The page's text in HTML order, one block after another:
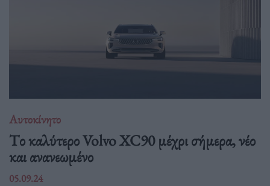
Αυτοκίνητο
Tο καλύτερο Volvo XC90 μέχρι σήμερα, νέο
και ανανεωμένο
05.09.24